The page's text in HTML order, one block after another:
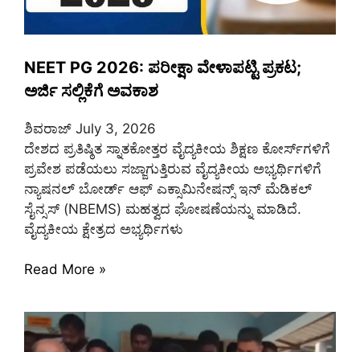
NEET PG 2026: ಪರೀಕ್ಷಾ ವೇಳಾಪಟ್ಟಿ ಪ್ರಕಟ;
ಅರ್ಜಿ ಸಲ್ಲಿಕೆಗೆ ಅವಕಾಶ
ಶಿವರಾಜ್ July 3, 2026
ದೇಶದ ಪ್ರತಿಷ್ಠಿತ ಸ್ನಾತಕೋತ್ತರ ವೈದ್ಯಕೀಯ ಶಿಕ್ಷಣ ಕೋರ್ಸ್‌ಗಳಿಗೆ
ಪ್ರವೇಶ ಪಡೆಯಲು ಸಜ್ಜಾಗುತ್ತಿರುವ ವೈದ್ಯಕೀಯ ಅಭ್ಯರ್ಥಿಗಳಿಗೆ
ನ್ಯಾಷನಲ್ ಬೋರ್ಡ್ ಆಫ್ ಎಕ್ಸಾಮಿನೇಷನ್ಸ್ ಇನ್ ಮೆಡಿಕಲ್
ಸೈನ್ಸಸ್ (NBEMS) ಮಹತ್ವದ ಘೋಷಣೆಯನ್ನು ಮಾಡಿದೆ.
ವೈದ್ಯಕೀಯ ಕ್ಷೇತ್ರದ ಅಭ್ಯರ್ಥಿಗಳು
Read More »